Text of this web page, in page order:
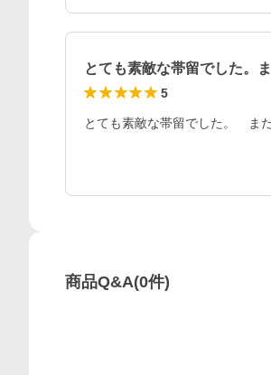
とても素敵な帯留でした。
5
とても素敵な帯留でした。　ま
商品Q&A(0件)